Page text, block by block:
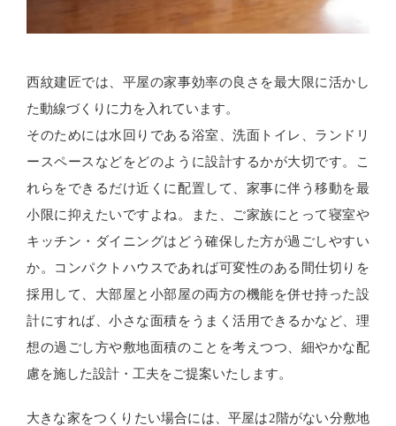
西紋建匠では、平屋の家事効率の良さを最大限に活かし
た動線づくりに力を入れています。
そのためには水回りである浴室、洗面トイレ、ランドリ
ースペースなどをどのように設計するかが大切です。こ
れらをできるだけ近くに配置して、家事に伴う移動を最
小限に抑えたいですよね。また、ご家族にとって寝室や
キッチン・ダイニングはどう確保した方が過ごしやすい
か。コンパクトハウスであれば可変性のある間仕切りを
採用して、大部屋と小部屋の両方の機能を併せ持った設
計にすれば、小さな面積をうまく活用できるかなど、理
想の過ごし方や敷地面積のことを考えつつ、細やかな配
慮を施した設計・工夫をご提案いたします。
大きな家をつくりたい場合には、平屋は2階がない分敷地